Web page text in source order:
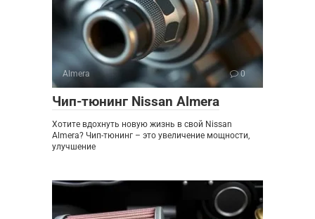
Almera 0
Чип-тюнинг Nissan Almera
Хотите вдохнуть новую жизнь в свой Nissan
Almera? Чип-тюнинг – это увеличение мощности,
улучшение